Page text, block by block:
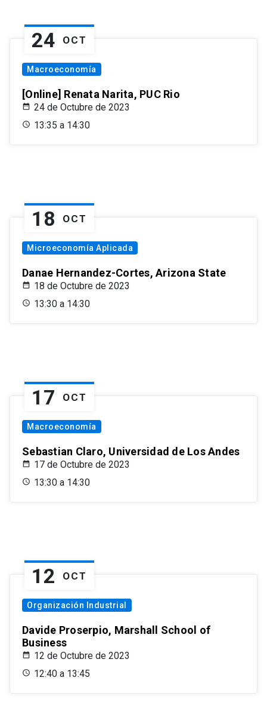
24 OCT
Macroeconomía
[Online] Renata Narita, PUC Rio
24 de Octubre de 2023
13:35 a 14:30
18 OCT
Microeconomía Aplicada
Danae Hernandez-Cortes, Arizona State
18 de Octubre de 2023
13:30 a 14:30
17 OCT
Macroeconomía
Sebastian Claro, Universidad de Los Andes
17 de Octubre de 2023
13:30 a 14:30
12 OCT
Organización Industrial
Davide Proserpio, Marshall School of
Business
12 de Octubre de 2023
12:40 a 13:45